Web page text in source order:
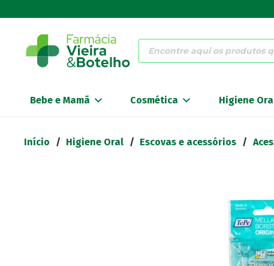
Products
search
Bebe e Mamã Cosmética Higiene
Início / Higiene Oral / Escovas e acessórios /